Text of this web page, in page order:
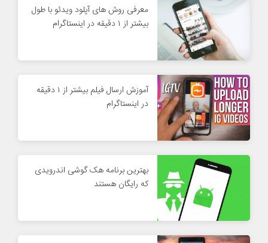
معرفی روش های آپلود ویدئو با طول
بیشتر از ۱ دقیقه در اینستاگرام
آموزش ارسال فیلم بیشتر از ۱ دقیقه
در اینستاگرام
بهترین برنامه هک گوشی اندرویدی
که رایگان هستند